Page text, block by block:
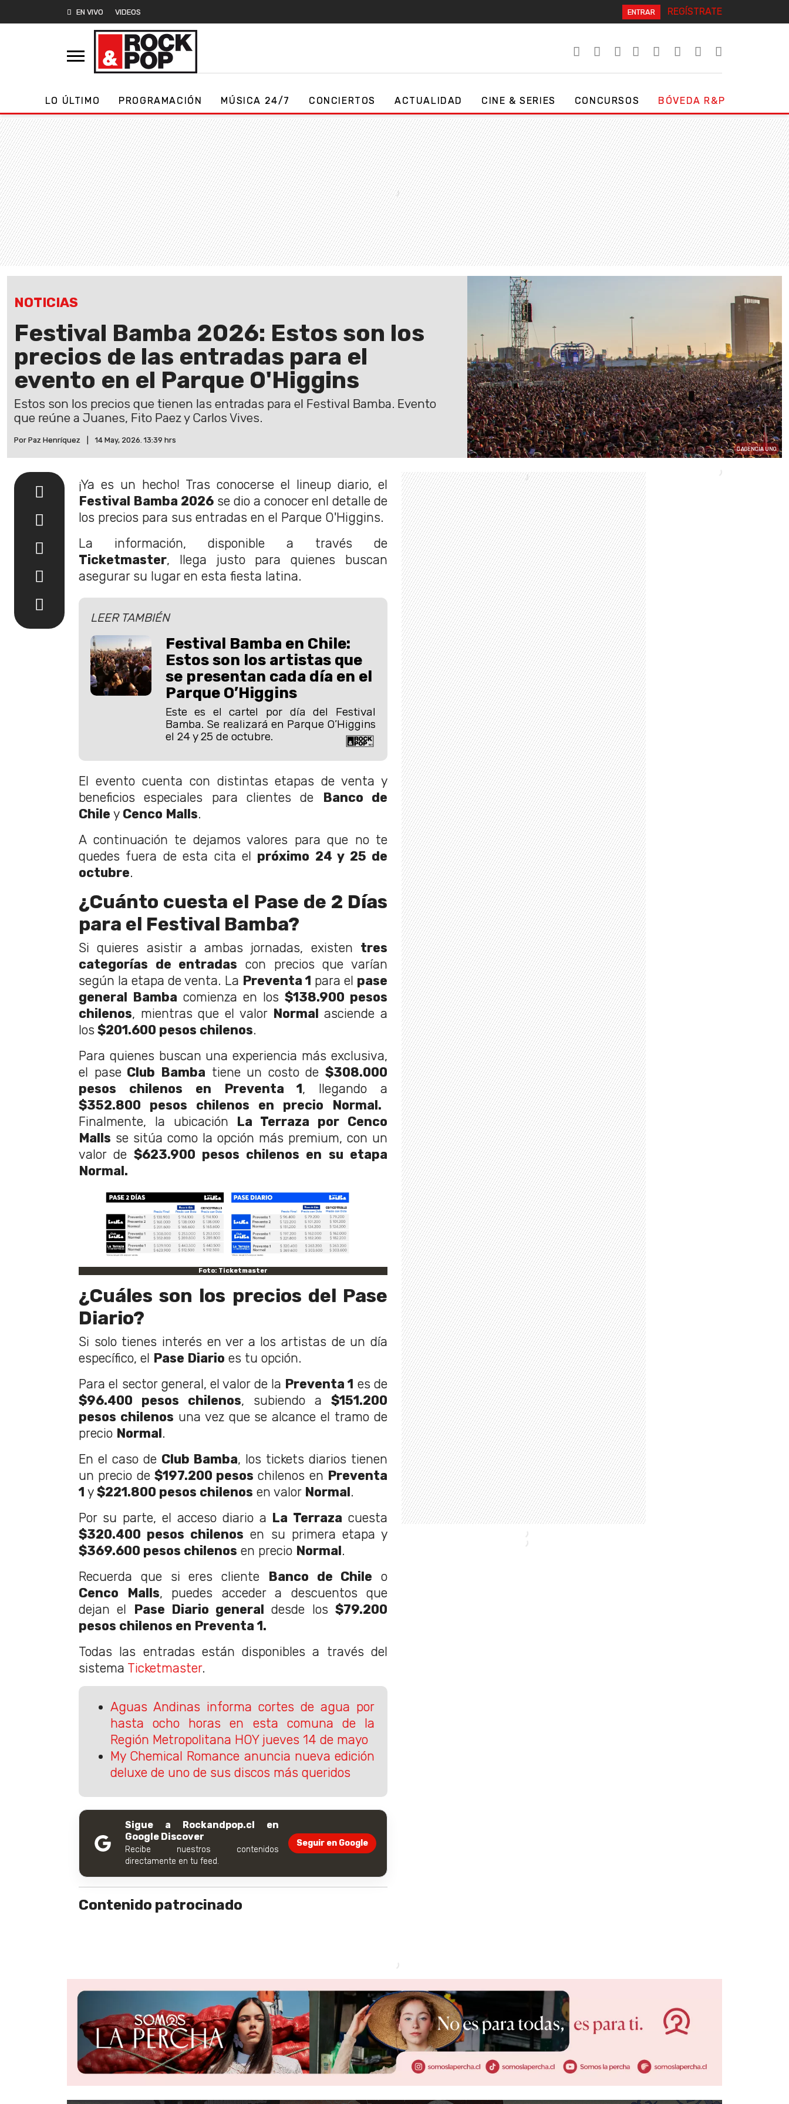
EN VIVO VIDEOS ENTRAR REGÍSTRATE
LO ÚLTIMO PROGRAMACIÓN MÚSICA 24/7 CONCIERTOS ACTUALIDAD CINE & SERIES CONCURSOS BÓVEDA R&P
NOTICIAS
Festival Bamba 2026: Estos son los
precios de las entradas para el
evento en el Parque O'Higgins
Estos son los precios que tienen las entradas para el Festival Bamba. Evento
que reúne a Juanes, Fito Paez y Carlos Vives.
Por Paz Henríquez 14 May, 2026. 13:39 hrs
AGENCIA UNO
¡Ya es un hecho! Tras conocerse el lineup diario, el
Festival Bamba 2026 se dio a conocer enl detalle de
los precios para sus entradas en el Parque O'Higgins.
La información, disponible a través de
Ticketmaster, llega justo para quienes buscan
asegurar su lugar en esta fiesta latina.
LEER TAMBIÉN
Festival Bamba en Chile:
Estos son los artistas que
se presentan cada día en el
Parque O’Higgins
Este es el cartel por día del Festival
Bamba. Se realizará en Parque O’Higgins
el 24 y 25 de octubre.
El evento cuenta con distintas etapas de venta y
beneficios especiales para clientes de Banco de
Chile y Cenco Malls.
A continuación te dejamos valores para que no te
quedes fuera de esta cita el próximo 24 y 25 de
octubre.
¿Cuánto cuesta el Pase de 2 Días
para el Festival Bamba?
Si quieres asistir a ambas jornadas, existen tres
categorías de entradas con precios que varían
según la etapa de venta. La Preventa 1 para el pase
general Bamba comienza en los $138.900 pesos
chilenos, mientras que el valor Normal asciende a
los $201.600 pesos chilenos.
Para quienes buscan una experiencia más exclusiva,
el paseClub Bamba tiene un costo de $308.000
pesos chilenos en Preventa 1, llegando a
$352.800 pesos chilenos en precio Normal.
Finalmente, la ubicación La Terraza por Cenco
Malls se sitúa como la opción más premium, con un
valor de $623.900 pesos chilenos en su etapa
Normal.
Foto: Ticketmaster
¿Cuáles son los precios del Pase
Diario?
Si solo tienes interés en ver a los artistas de un día
específico, el
Pase Diario es tu opción.
Para el sector general, el valor de la Preventa 1 es de
$96.400 pesos chilenos, subiendo a $151.200
pesos chilenos una vez que se alcance el tramo de
precio Normal .
En el caso de Club Bamba, los tickets diarios tienen
un precio de $197.200 pesos chilenos en Preventa
1 y $221.800 pesos chilenos en valor Normal .
Por su parte, el acceso diario a La Terraza cuesta
$320.400 pesos chilenos en su primera etapa y
$369.600 pesos chilenos en precio Normal .
Recuerda que si eres cliente
Banco de Chile o
Cenco Malls, puedes acceder a descuentos que
dejan el
Pase Diario general desde los$79.200
pesos chilenos en Preventa 1.
Todas las entradas están disponibles a través del
sistema Ticketmaster.
Aguas Andinas informa cortes de agua por
hasta ocho horas en esta comuna de la
Región Metropolitana HOY jueves 14 de mayo
My Chemical Romance anuncia nueva edición
deluxe de uno de sus discos más queridos
Sigue a Rockandpop.cl en
Google Discover
Recibe nuestros contenidos
directamente en tu feed.
Seguir en Google
Contenido patrocinado